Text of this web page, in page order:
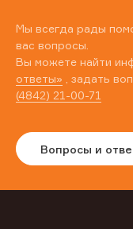
Мы всегда рады
вас вопросы.
Вы можете найти
ответы» , задать
(4842) 21-00-71
Вопросы и